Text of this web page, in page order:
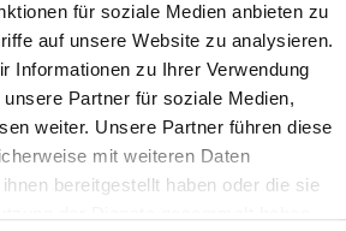
für soziale Medien anbieten zu
auf unsere Website zu analysieren.
Informationen zu Ihrer Verwendung
Partner für soziale Medien,
weiter. Unsere Partner führen diese
mit weiteren Daten
bereitgestellt haben oder die sie